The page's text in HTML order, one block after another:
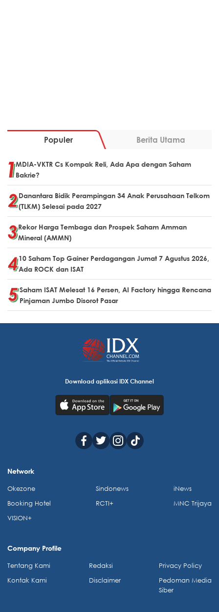
Populer Berita Utama
MDIA-VKTR Cs Kompak Reli, Ada Apa dengan Saham
Bakrie?
Danantara Bidik Perampingan 34 Anak Perusahaan Telkom
(TLKM) Selesai pada 2027
Rekor Harga Tembaga dan Prospek Saham Amman
Mineral (AMMN)
10 Saham Top Gainer Perdagangan Jumat 7 Agustus 2026,
Ada ROCK dan ISAT
Saham ISAT Melesat 16 Persen, AI Factory hingga Rencana
Pinjaman Jumbo Disorot Pasar
Download aplikasi IDX Channel
Network
Okezone
Booking Hotel
VISION+
Sindonews
RCTI+
iNews
MNC Trijaya
Company Profile
Tentang Kami
Kontak Kami
Redaksi
Disclaimer
Privacy Policy
Pedoman Media
Siber